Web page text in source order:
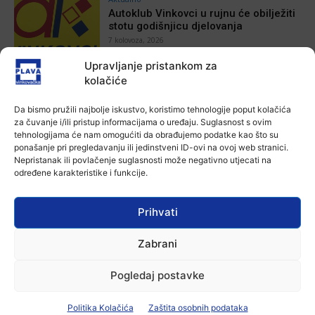
Upravljanje pristankom za
kolačiće
Da bismo pružili najbolje iskustvo, koristimo tehnologije poput kolačića
za čuvanje i/ili pristup informacijama o uređaju. Suglasnost s ovim
tehnologijama će nam omogućiti da obrađujemo podatke kao što su
ponašanje pri pregledavanju ili jedinstveni ID-ovi na ovoj web stranici.
Nepristanak ili povlačenje suglasnosti može negativno utjecati na
određene karakteristike i funkcije.
Prihvati
Zabrani
Pogledaj postavke
Politika Kolačića Zaštita osobnih podataka
Autoklub Vinkovci u rujnu će obilježiti
stotu godišnjicu djelovanja
7 kolovoza, 2026
Aktualno
Divlja liga
7 kolovoza, 2026
Aktualno
U Županji održana Ljetna škola magije
Zbog niskog vodostaja otežana
6 kolovoza, 2026